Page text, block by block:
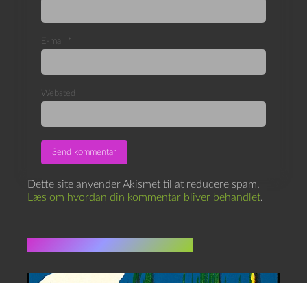
E-mail *
Websted
Dette site anvender Akismet til at reducere spam.
Læs om hvordan din kommentar bliver behandlet.